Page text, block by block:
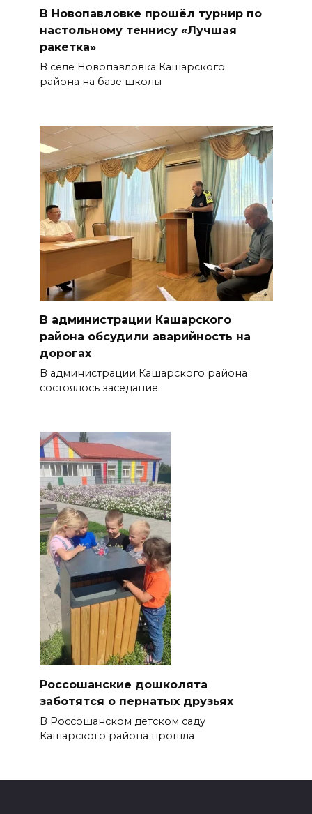
В Новопавловке прошёл турнир по
настольному теннису «Лучшая
ракетка»
В селе Новопавловка Кашарского
района на базе школы
В администрации Кашарского
района обсудили аварийность на
дорогах
В администрации Кашарского района
состоялось заседание
Россошанские дошколята
заботятся о пернатых друзьях
В Россошанском детском саду
Кашарского района прошла